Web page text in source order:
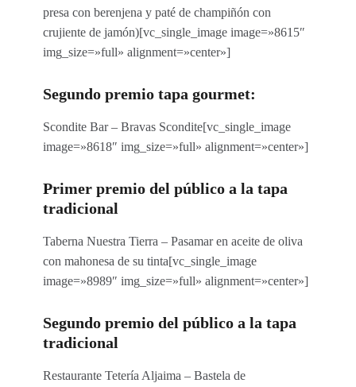
presa con berenjena y paté de champiñón con
crujiente de jamón)[vc_single_image image=»8615″
img_size=»full» alignment=»center»]
Segundo premio tapa gourmet:
Scondite Bar – Bravas Scondite[vc_single_image
image=»8618″ img_size=»full» alignment=»center»]
Primer premio del público a la tapa
tradicional
Taberna Nuestra Tierra – Pasamar en aceite de oliva
con mahonesa de su tinta[vc_single_image
image=»8989″ img_size=»full» alignment=»center»]
Segundo premio del público a la tapa
tradicional
Restaurante Tetería Aljaima – Bastela de